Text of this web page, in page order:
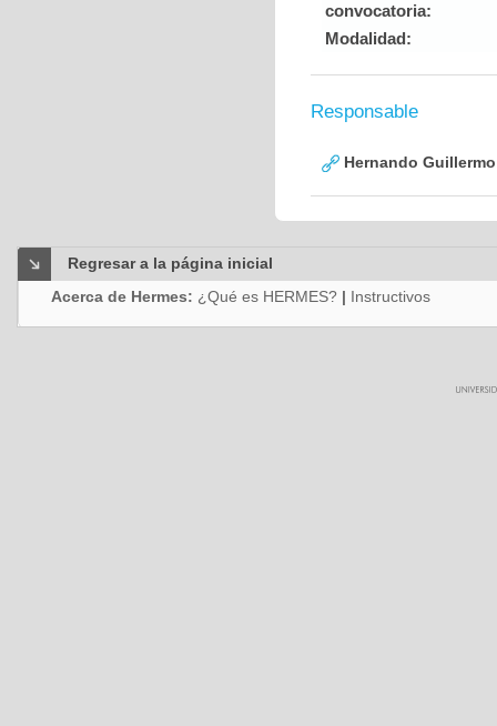
convocatoria:
Modalidad:
Responsable
Hernando
Regresar a la página inicial
Acerca de Hermes: ¿Qué es HERMES? | Instructivos